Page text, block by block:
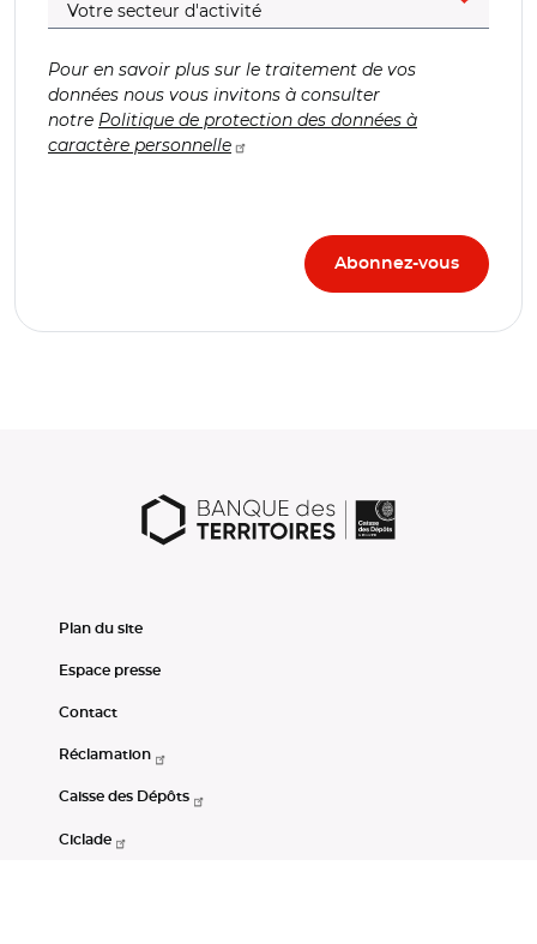
Pour en savoir plus sur le traitement de vos
données nous vous invitons à consulter
notre Politique de protection des données à
caractère personnelle
Plan du site
Espace presse
Contact
Réclamation
Caisse des Dépôts
Ciclade